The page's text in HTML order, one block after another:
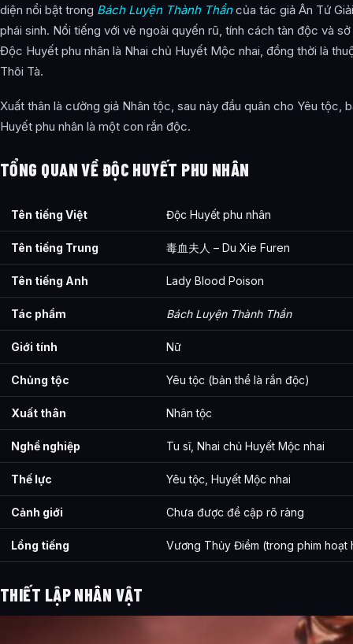
diện nổi bật trong Bách Luyện Thành Thầncủa tác giả Ân Tứ
phái sinh. Nổi tiếng với vẻ ngoài quyến rũ, tính cách tàn độc và sở
Độc Huyết phu nhân là Nhai chủ Huyết Mộc nhai, đồng thời là
Thôi Tà.
Xuất thân là cường giả Nhân tộc, sau này đầu quân cho Yêu tộc,
Huyết phu nhân là một con rắn độc.
TỔNG QUAN VỀ ĐỘC HUYẾT PHU NHÂN
Tên tiếng Việt Độc Huyết phu nhân
Tên tiếng Trung 毒血夫人 – Du Xie Furen
Tên tiếng Anh Lady Blood Poison
Tác phẩm Bách Luyện Thành Thần
Giới tính Nữ
Chủng tộc Yêu tộc (bản thể là rắn độc)
Xuất thân Nhân tộc
Nghề nghiệp Tu sĩ, Nhai chủ Huyết Mộc nhai
Thế lực Yêu tộc, Huyết Mộc nhai
Cảnh giới Chưa được đề cập rõ ràng
Lồng tiếng Vương Thủy Điềm (trong phim hoạt
THIẾT LẬP NHÂN VẬT